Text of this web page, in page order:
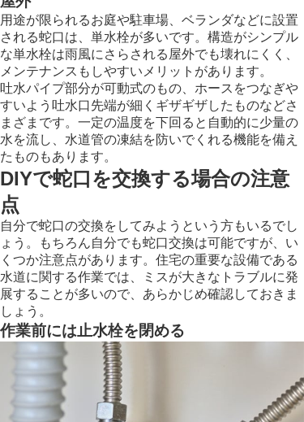
用途が限られるお庭や駐車場、ベランダなどに設置
される蛇口は、単水栓が多いです。構造がシンプル
な単水栓は雨風にさらされる屋外でも壊れにくく、
メンテナンスもしやすいメリットがあります。
吐水パイプ部分が可動式のもの、ホースをつなぎや
すいよう吐水口先端が細くギザギザしたものなどさ
まざまです。一定の温度を下回ると自動的に少量の
水を流し、水道管の凍結を防いでくれる機能を備え
たものもあります。
DIYで蛇口を交換する場合の注意
点
自分で蛇口の交換をしてみようという方もいるでし
ょう。もちろん自分でも蛇口交換は可能ですが、い
くつか注意点があります。住宅の重要な設備である
水道に関する作業では、ミスが大きなトラブルに発
展することが多いので、あらかじめ確認しておきま
しょう。
作業前には止水栓を閉める